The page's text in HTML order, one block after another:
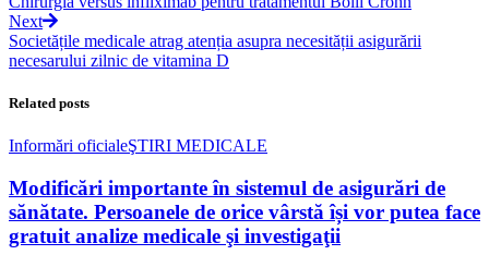
Next
Societățile medicale atrag atenția asupra necesității asigurării
necesarului zilnic de vitamina D
Related posts
Informări oficialeŞTIRI MEDICALE
Modificări importante în sistemul de asigurări de
sănătate. Persoanele de orice vârstă își vor putea face
gratuit analize medicale şi investigaţii